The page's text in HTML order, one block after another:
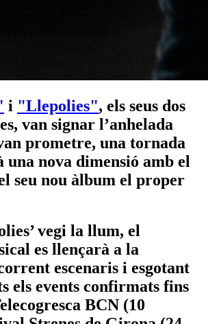
i "Llepolies", els seus dos
van signar l’anhelada
prometre, una tornada
nova dimensió amb el
seu nou àlbum el proper
vegi la llum, el
es llençarà a la
escenaris i esgotant
els events confirmats fins
BCN (10